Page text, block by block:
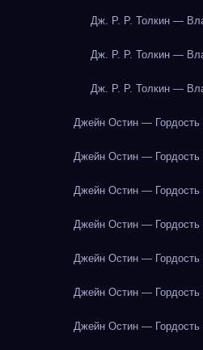
Дж. Р. Р. Толкин —
Дж. Р. Р. Толкин —
Дж. Р. Р. Толкин —
Джейн Остин — Гордость
Джейн Остин — Гордость
Джейн Остин — Гордость
Джейн Остин — Гордость
Джейн Остин — Гордость
Джейн Остин — Гордость
Джейн Остин — Гордость